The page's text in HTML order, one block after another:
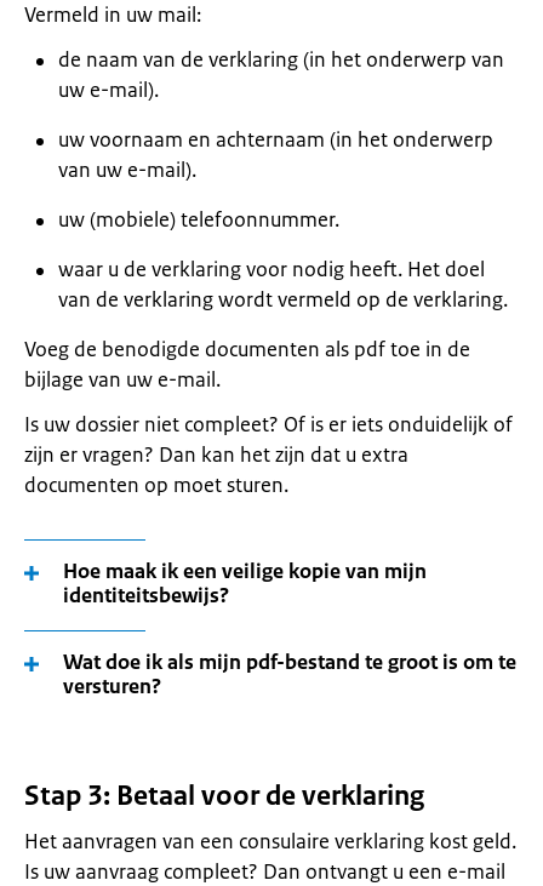
Vermeld in uw mail:
de naam van de verklaring (in het onderwerp van
uw e-mail).
uw voornaam en achternaam (in het onderwerp
van uw e-mail).
uw (mobiele) telefoonnummer.
waar u de verklaring voor nodig heeft. Het doel
van de verklaring wordt vermeld op de verklaring.
Voeg de benodigde documenten als pdf toe in de
bijlage van uw e-mail.
Is uw dossier niet compleet? Of is er iets onduidelijk of
zijn er vragen? Dan kan het zijn dat u extra
documenten op moet sturen.
Hoe maak ik een veilige kopie van mijn
identiteitsbewijs?
Wat doe ik als mijn pdf-bestand te groot is om te
versturen?
Stap 3: Betaal voor de verklaring
Het aanvragen van een consulaire verklaring kost geld.
Is uw aanvraag compleet? Dan ontvangt u een e-mail